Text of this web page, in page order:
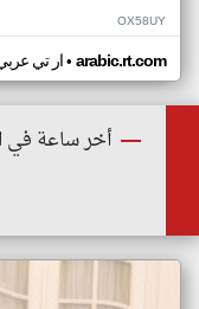
OX58UY
ار تي• arabic.rt.com
أخر ساعة في